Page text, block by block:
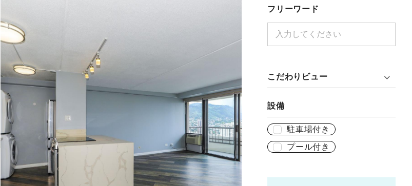
フリーワード
こだわりビュー
設備
駐車場付き
プール付き